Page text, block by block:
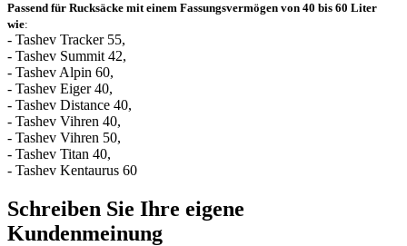
Passend für Rucksäcke mit einem Fassungsvermögen von 40 bis 60 Liter
wie:
- Tashev Tracker 55,
- Tashev Summit 42,
- Tashev Alpin 60,
- Tashev Eiger 40,
- Tashev Distance 40,
- Tashev Vihren 40,
- Tashev Vihren 50,
- Tashev Titan 40,
- Tashev Kentaurus 60
Schreiben Sie Ihre eigene
Kundenmeinung